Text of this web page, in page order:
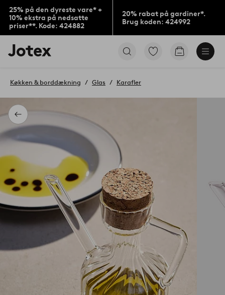
25% på den dyreste vare* +
10% ekstra på nedsatte
priser**. Kode: 424882
20% rabat på gardiner*.
Brug koden: 424992
Jotex
logo
til
Gå
Gå
Tilbage
Køkken & borddækning Glas Karafler